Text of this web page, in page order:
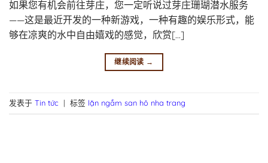
如果您有机会前往芽庄，您一定听说过芽庄珊瑚潜水服务
——这是最近开发的一种新游戏，一种有趣的娱乐形式，能
够在凉爽的水中自由嬉戏的感觉，欣赏[...]
继续阅读 →
发表于 Tin tức | 标签 lặn ngắm san hô nha trang